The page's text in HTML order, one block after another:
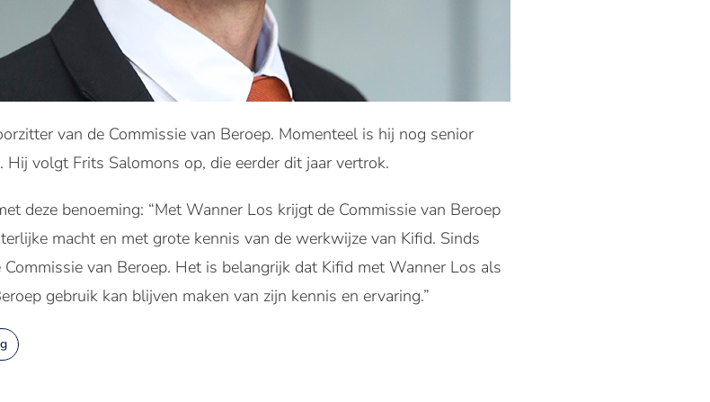
van de Commissie van Beroep. Momenteel is hij nog senior
volgt Frits Salomons op, die eerder dit jaar vertrok.
deze benoeming: “Met Wanner Los krijgt de Commissie van Beroep
macht en met grote kennis van de werkwijze van Kifid. Sinds
van Beroep. Het is belangrijk dat Kifid met Wanner Los als
gebruik kan blijven maken van zijn kennis en ervaring.”